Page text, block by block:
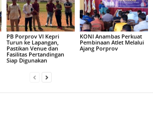
PB Porprov VI Kepri
Turun ke Lapangan,
Pastikan Venue dan
Fasilitas Pertandingan
Siap Digunakan
KONI Anambas Perkuat
Pembinaan Atlet Melalui
Ajang Porprov